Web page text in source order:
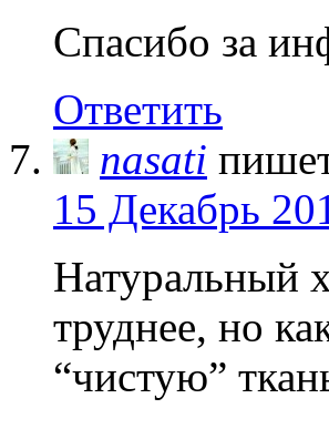
Спасибо за
Ответить
nasati
15 Декабрь
Натуральный
труднее, но
“чистую”